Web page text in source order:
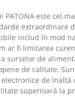
PATONA este cel
extraordinare
includ în mod
ar fi limitarea
surselor de
de calitate.
de înaltă
superioară la